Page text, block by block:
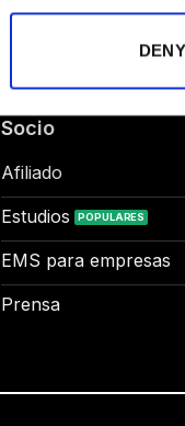
DENY
Socio
Afiliado
Estudios
EMS para empresas
Prensa